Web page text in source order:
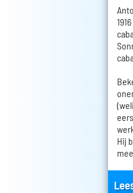
Hij